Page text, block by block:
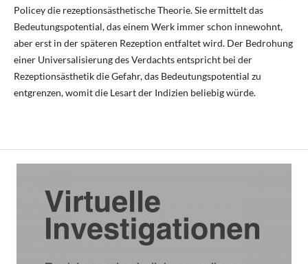
Policey die rezeptionsästhetische Theorie. Sie ermittelt das
Bedeutungspotential, das einem Werk immer schon innewohnt,
aber erst in der späteren Rezeption entfaltet wird. Der Bedrohung
einer Universalisierung des Verdachts entspricht bei der
Rezeptionsästhetik die Gefahr, das Bedeutungspotential zu
entgrenzen, womit die Lesart der Indizien beliebig würde.